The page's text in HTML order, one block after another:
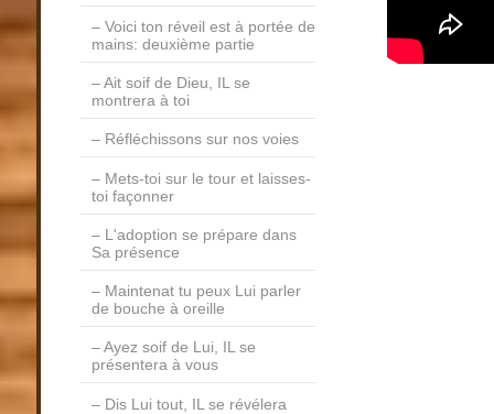
Voici ton réveil est à portée de
mains: deuxième partie
Ait soif de Dieu, IL se
montrera à toi
Réfléchissons sur nos voies
Mets-toi sur le tour et laisses-
toi façonner
L'adoption se prépare dans
Sa présence
Maintenat tu peux Lui parler
de bouche à oreille
Ayez soif de Lui, IL se
présentera à vous
Dis Lui tout, IL se révélera